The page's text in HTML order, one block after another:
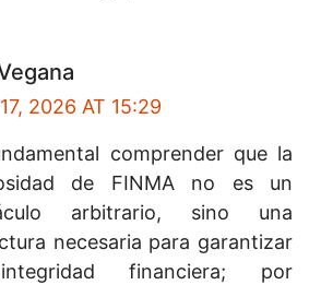
2026 AT 15:29
comprender que la
de FINMA no es un
arbitrario, sino una
necesaria para garantizar
financiera; por